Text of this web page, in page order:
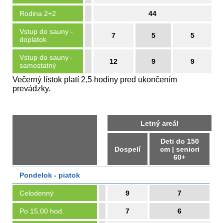
Večerný lístok platí 2,5 hodiny pred ukončením
prevádzky.
Rodina 2+2 44
Vstup do sauny -
doplatok
7 5 5
Vstup do sauny -
samostatný
12 9 9
Letný areál
Dospelí
Deti do 150
cm | seniori
60+
Pondelok - piatok
Celodenný 9 7
Po 15.00 hod. 7 6